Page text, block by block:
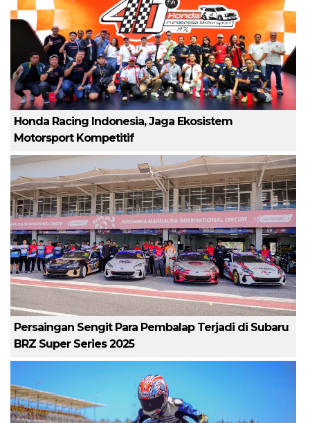
Honda Racing Indonesia, Jaga Ekosistem
Motorsport Kompetitif
Persaingan Sengit Para Pembalap Terjadi di Subaru
BRZ Super Series 2025